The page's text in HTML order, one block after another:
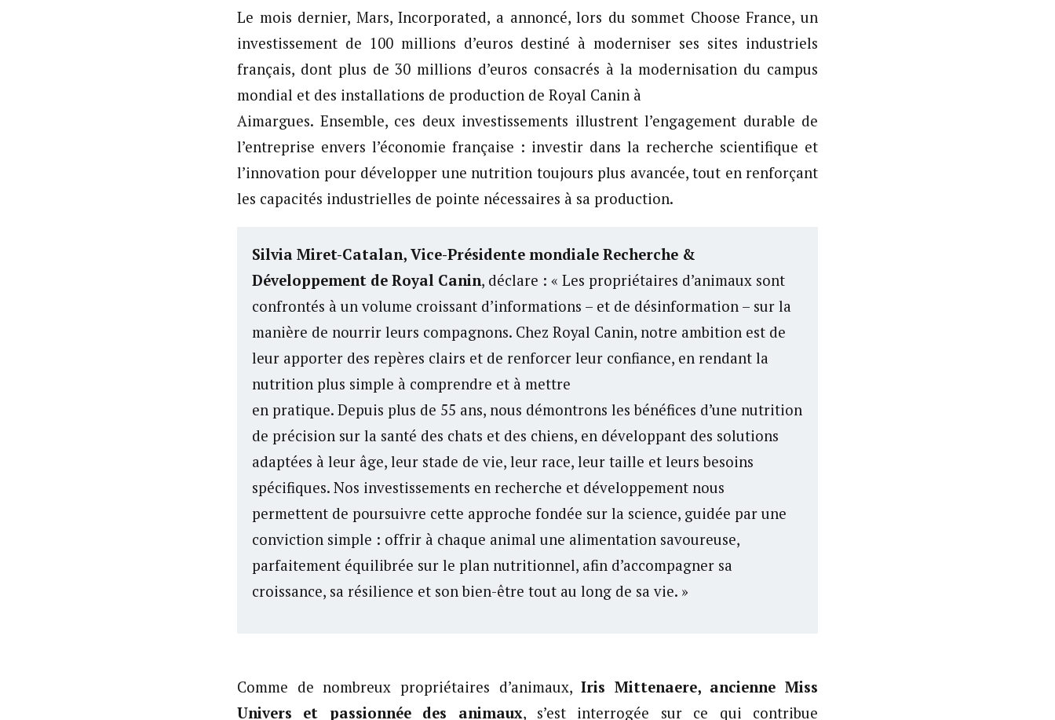
Le mois dernier, Mars, Incorporated, a annoncé, lors du sommet Choose France, un
investissement de 100 millions d’euros destiné à moderniser ses sites industriels
français, dont plus de 30 millions d’euros consacrés à la modernisation du campus
mondial et des installations de production de Royal Canin à
Aimargues. Ensemble, ces deux investissements illustrent l’engagement durable de
l’entreprise envers l’économie française : investir dans la recherche scientifique et
l’innovation pour développer une nutrition toujours plus avancée, tout en renforçant
les capacités industrielles de pointe nécessaires à sa production.
Silvia Miret-Catalan, Vice-Présidente mondiale Recherche &
Développement de Royal Canin, déclare : « Les propriétaires d’animaux sont
confrontés à un volume croissant d’informations – et de désinformation – sur la
manière de nourrir leurs compagnons. Chez Royal Canin, notre ambition est de
leur apporter des repères clairs et de renforcer leur confiance, en rendant la
nutrition plus simple à comprendre et à mettre
en pratique. Depuis plus de 55 ans, nous démontrons les bénéfices d’une nutrition
de précision sur la santé des chats et des chiens, en développant des solutions
adaptées à leur âge, leur stade de vie, leur race, leur taille et leurs besoins
spécifiques. Nos investissements en recherche et développement nous
permettent de poursuivre cette approche fondée sur la science, guidée par une
conviction simple : offrir à chaque animal une alimentation savoureuse,
parfaitement équilibrée sur le plan nutritionnel, afin d’accompagner sa
croissance, sa résilience et son bien-être tout au long de sa vie. »
Comme de nombreux propriétaires d’animaux,Iris Mittenaere, ancienne Miss
Univers et passionnée des animaux, s’est interrogée sur ce qui contribue